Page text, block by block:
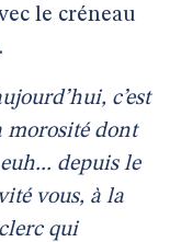
le créneau
c’est
morosité dont
depuis le
vous, à la
qui